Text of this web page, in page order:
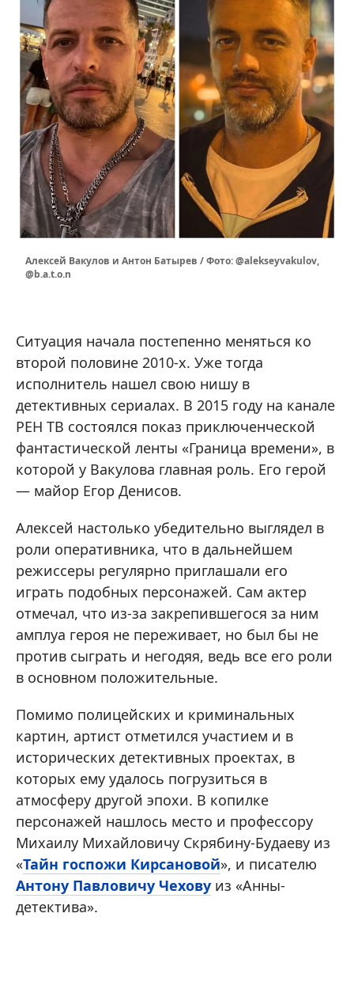
Алексей Вакулов и Антон Батырев / Фото: @alekseyvakulov,
@b.a.t.o.n
Ситуация начала постепенно меняться ко
второй половине 2010-х. Уже тогда
исполнитель нашел свою нишу в
детективных сериалах. В 2015 году на канале
РЕН ТВ состоялся показ приключенческой
фантастической ленты «Граница времени», в
которой у Вакулова главная роль. Его герой
— майор Егор Денисов.
Алексей настолько убедительно выглядел в
роли оперативника, что в дальнейшем
режиссеры регулярно приглашали его
играть подобных персонажей. Сам актер
отмечал, что из-за закрепившегося за ним
амплуа героя не переживает, но был бы не
против сыграть и негодяя, ведь все его роли
в основном положительные.
Помимо полицейских и криминальных
картин, артист отметился участием и в
исторических детективных проектах, в
которых ему удалось погрузиться в
атмосферу другой эпохи. В копилке
персонажей нашлось место и профессору
Михаилу Михайловичу Скрябину-Будаеву из
«Тайн госпожи Кирсановой», и писателю
Антону Павловичу Чехову из «Анны-
детектива».